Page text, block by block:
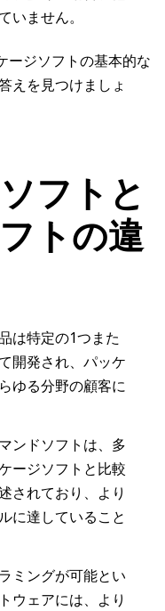
いません。
ージソフトの基本的な
えを見つけましょ
フトと
トの違
は特定の1つまた
開発され、パッケ
ゆる分野の顧客に
ンドソフトは、多
ージソフトと比較
されており、より
に達していること
ミングが可能とい
ウェアには、より